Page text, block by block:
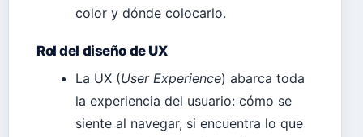
color y dónde colocarlo.
Rol del diseño de UX
La UX (User Experience) abarca toda
la experiencia del usuario: cómo se
siente al navegar, si encuentra lo que